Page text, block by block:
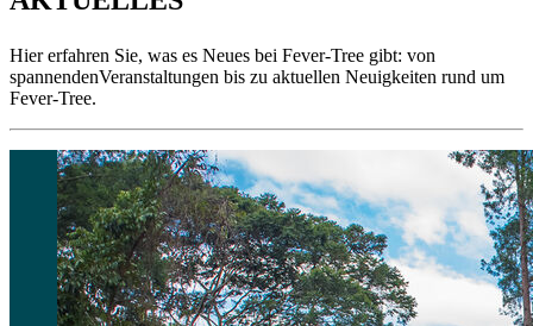
Hier erfahren Sie, was es Neues bei Fever-Tree gibt: von
spannendenVeranstaltungen bis zu aktuellen Neuigkeiten rund um
Fever-Tree.